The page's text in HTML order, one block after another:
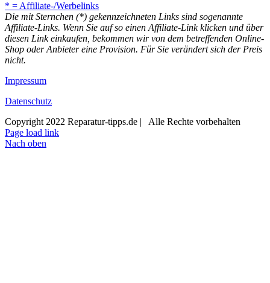
* = Affiliate-/Werbelinks
Die mit Sternchen (*) gekennzeichneten Links sind sogenannte
Affiliate-Links. Wenn Sie auf so einen Affiliate-Link klicken und über
diesen Link einkaufen, bekommen wir von dem betreffenden Online-
Shop oder Anbieter eine Provision. Für Sie verändert sich der Preis
nicht.
Impressum
Datenschutz
Copyright 2022 Reparatur-tipps.de | Alle Rechte vorbehalten
Page load link
Nach oben